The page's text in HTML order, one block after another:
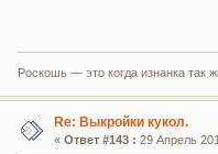
Роскошь — это когда изнанка
Re: Выкройки кукол.
« Ответ #143 : 29 Апрель